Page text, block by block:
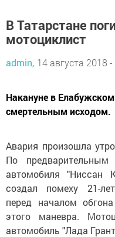
В Татарстане
мотоциклист
admin, 14 августа 2018 -
Накануне в
смертельным исходом.
Авария произошла
По предварительным
автомобиля "Ниссан
создал помеху 21-
перед началом
этого маневра.
автомобиль "Лада